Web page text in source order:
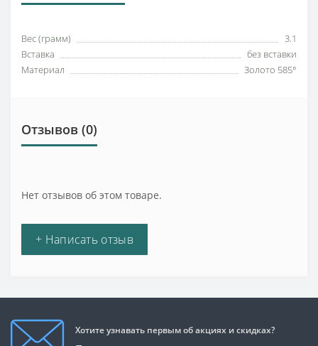
Вес (грамм)
3.1
Вставка
без вставки
Материал
Золото 585°
Отзывов (0)
Нет отзывов об этом товаре.
+ Написать отзыв
Хотите узнавать первым об акциях и скидках?